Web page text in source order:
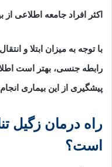
اکثر افراد جامعه اطلاعی از
با توجه به میزان ابتلا و
رابطه جنسی، بهتر است
پیشگیری از این بیماری
راه درمان زگیل
است؟